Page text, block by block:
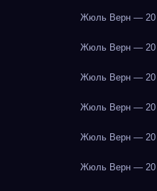
Жюль Верн — 20
Жюль Верн — 20
Жюль Верн — 20
Жюль Верн — 20
Жюль Верн — 20
Жюль Верн — 20